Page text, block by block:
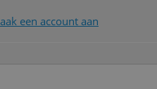
een account aan